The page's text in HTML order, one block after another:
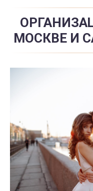
МОСКВЕ И